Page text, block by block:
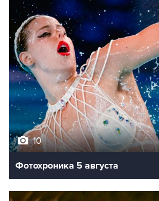
10
Фотохроника 5 августа